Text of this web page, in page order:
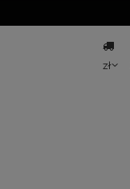
zł